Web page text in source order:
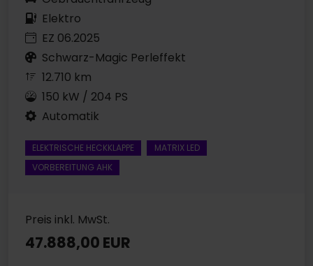
Elektro
EZ 06.2025
Schwarz-Magic Perleffekt
12.710 km
150 kW / 204 PS
Automatik
ELEKTRISCHE HECKKLAPPE
MATRIX LED
VORBEREITUNG AHK
Preis inkl. MwSt.
47.888,00 EUR